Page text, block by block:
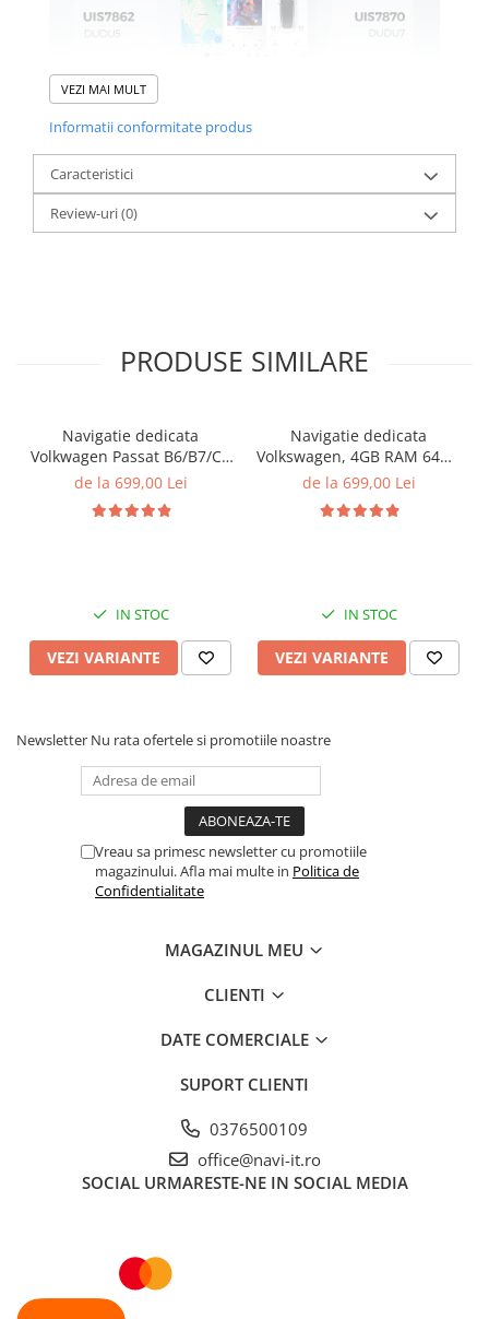
VEZI MAI MULT
Informatii conformitate produs
Caracteristici
Review-uri(0)
PRODUSE SIMILARE
Navigatie dedicata
Volkwagen Passat B6/B7/CC
Gri, 4GB RAM 64GB ROM,
Display QLED 10", DSP,
de la 699,00 Lei
IN STOC
VEZI VARIANTE
Navigatie dedicata
Volkswagen, 4GB RAM 64GB
ROM, Quadcore, Android
Carplay&Android Auto,
de la 699,00 Lei
IN STOC
VEZI VARIANTE
Newsletter Nu rata ofertele si promotiile noastre
Vreau sa primesc newsletter cu promotiile
magazinului. Afla mai multe in Politica de
Confidentialitate
MAGAZINUL MEU
CLIENTI
DATE COMERCIALE
SUPORT CLIENTI
0376500109
office@navi-it.ro
SOCIAL URMARESTE-NE IN SOCIAL MEDIA